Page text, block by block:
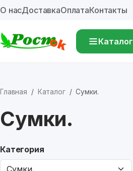
О насДоставкаОплатаКонтакты
Каталог
Главная Каталог Сумки.
Сумки.
Категория